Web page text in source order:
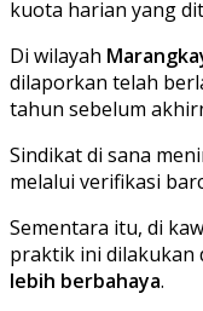
kuota harian yang
Di wilayah
dilaporkan telah
tahun sebelum
Sindikat di sana
melalui verifikasi
Sementara itu, di
praktik ini dilakukan
lebih berbahaya.